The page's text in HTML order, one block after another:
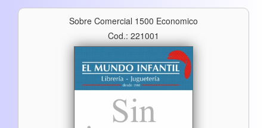
Sobre Comercial 1500 Economico
Cod.: 221001